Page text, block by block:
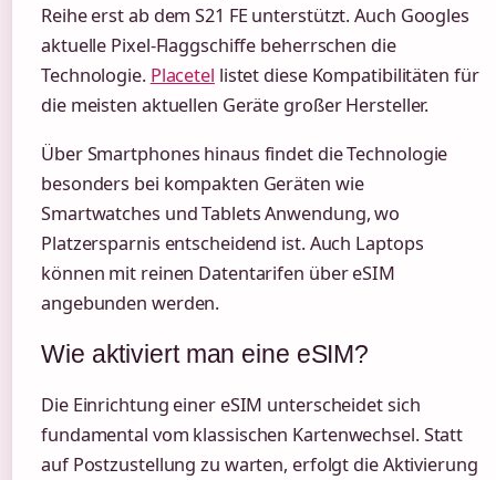
Reihe erst ab dem S21 FE unterstützt. Auch Googles
aktuelle Pixel-Flaggschiffe beherrschen die
Technologie. Placetel listet diese Kompatibilitäten für
die meisten aktuellen Geräte großer Hersteller.
Über Smartphones hinaus findet die Technologie
besonders bei kompakten Geräten wie
Smartwatches und Tablets Anwendung, wo
Platzersparnis entscheidend ist. Auch Laptops
können mit reinen Datentarifen über eSIM
angebunden werden.
Wie aktiviert man eine eSIM?
Die Einrichtung einer eSIM unterscheidet sich
fundamental vom klassischen Kartenwechsel. Statt
auf Postzustellung zu warten, erfolgt die Aktivierung